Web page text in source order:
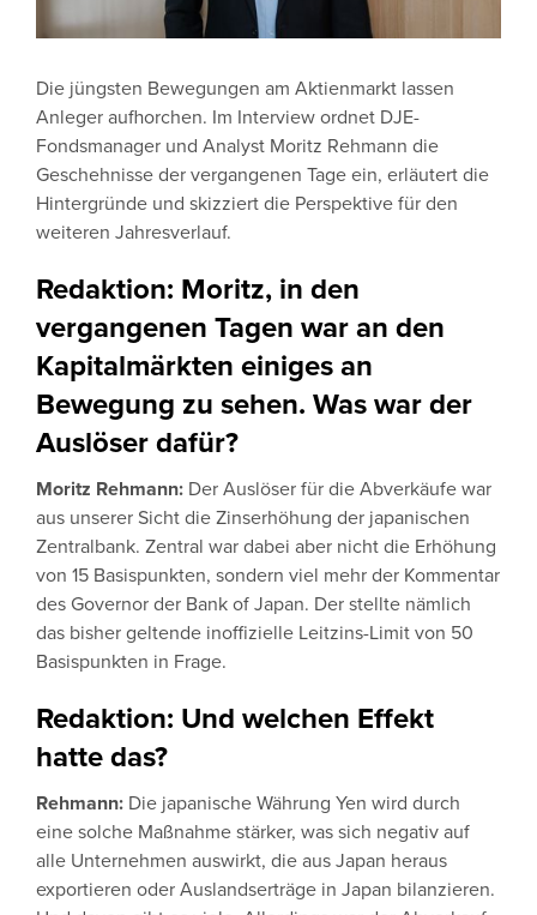
Die jüngsten Bewegungen am Aktienmarkt lassen
Anleger aufhorchen. Im Interview ordnet DJE-
Fondsmanager und Analyst Moritz Rehmann die
Geschehnisse der vergangenen Tage ein, erläutert die
Hintergründe und skizziert die Perspektive für den
weiteren Jahresverlauf.
Redaktion: Moritz, in den
vergangenen Tagen war an den
Kapitalmärkten einiges an
Bewegung zu sehen. Was war der
Auslöser dafür?
Moritz Rehmann: Der Auslöser für die Abverkäufe war
aus unserer Sicht die Zinserhöhung der japanischen
Zentralbank. Zentral war dabei aber nicht die Erhöhung
von 15 Basispunkten, sondern viel mehr der Kommentar
des Governor der Bank of Japan. Der stellte nämlich
das bisher geltende inoffizielle Leitzins-Limit von 50
Basispunkten in Frage.
Redaktion: Und welchen Effekt
hatte das?
Rehmann: Die japanische Währung Yen wird durch
eine solche Maßnahme stärker, was sich negativ auf
alle Unternehmen auswirkt, die aus Japan heraus
exportieren oder Auslandserträge in Japan bilanzieren.